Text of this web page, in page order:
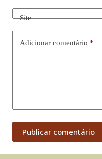
Site
Adicionar comentário *
Publicar comentário